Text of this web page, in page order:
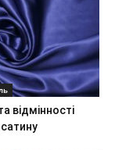
відмінності